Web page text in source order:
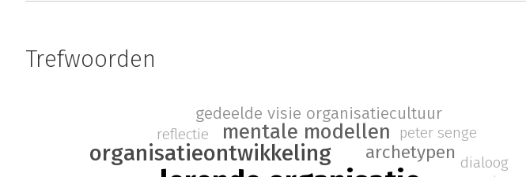
Trefwoorden
organisatieontwikkeling
mentale modellen
archetypen
gedeelde visie organisatiecultuur
peter senge
reflectie
dialoog